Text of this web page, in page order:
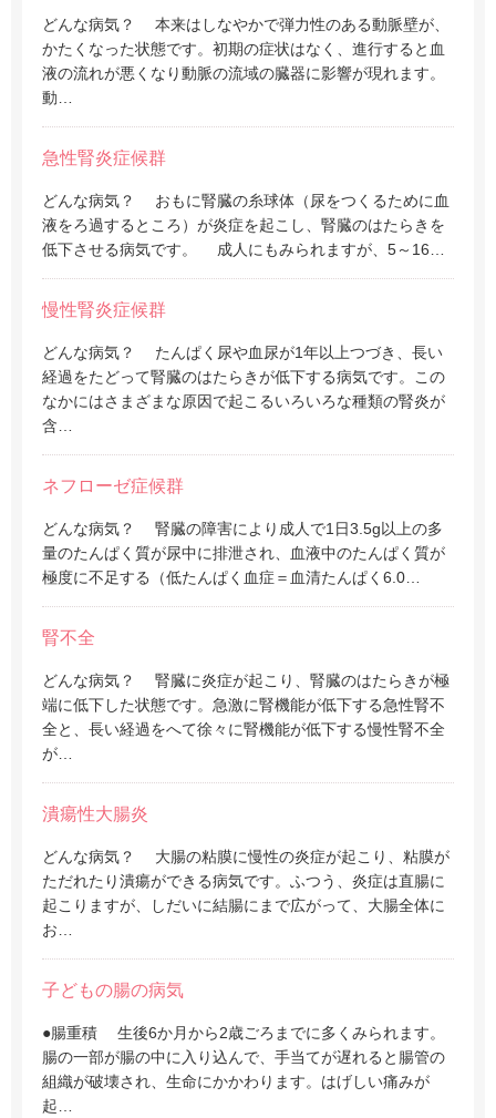
どんな病気？ 本来はしなやかで弾力性のある動脈壁が、
かたくなった状態です。初期の症状はなく、進行すると血
液の流れが悪くなり動脈の流域の臓器に影響が現れます。
動…
急性腎炎症候群
どんな病気？ おもに腎臓の糸球体（尿をつくるために血
液をろ過するところ）が炎症を起こし、腎臓のはたらきを
低下させる病気です。 成人にもみられますが、5～16…
慢性腎炎症候群
どんな病気？ たんぱく尿や血尿が1年以上つづき、長い
経過をたどって腎臓のはたらきが低下する病気です。この
なかにはさまざまな原因で起こるいろいろな種類の腎炎が
含…
ネフローゼ症候群
どんな病気？ 腎臓の障害により成人で1日3.5g以上の多
量のたんぱく質が尿中に排泄され、血液中のたんぱく質が
極度に不足する（低たんぱく血症＝血清たんぱく6.0…
腎不全
どんな病気？ 腎臓に炎症が起こり、腎臓のはたらきが極
端に低下した状態です。急激に腎機能が低下する急性腎不
全と、長い経過をへて徐々に腎機能が低下する慢性腎不全
が…
潰瘍性大腸炎
どんな病気？ 大腸の粘膜に慢性の炎症が起こり、粘膜が
ただれたり潰瘍ができる病気です。ふつう、炎症は直腸に
起こりますが、しだいに結腸にまで広がって、大腸全体に
お…
子どもの腸の病気
●腸重積 生後6か月から2歳ごろまでに多くみられます。
腸の一部が腸の中に入り込んで、手当てが遅れると腸管の
組織が破壊され、生命にかかわります。はげしい痛みが
起…